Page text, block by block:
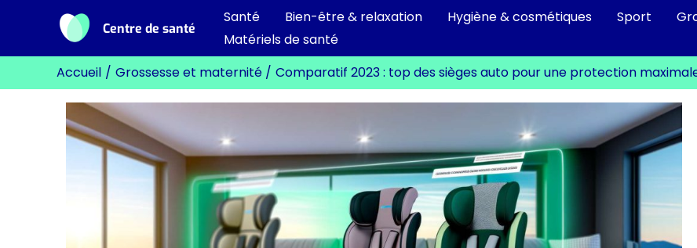
contenu
Centre de santé
Santé Bien-être & relaxation Hygiène & cosmétiques Sport
Matériels de santé
Accueil Grossesse et maternité Comparatif 2023 : top des sièges auto pour une protection